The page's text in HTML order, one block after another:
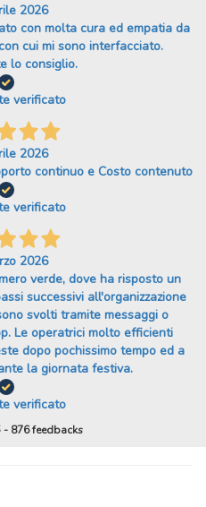
2026
con molta cura ed empatia da
cui mi sono interfacciato.
lo consiglio.
verificato
2026
continuo e Costo contenuto
verificato
2026
verde, dove ha risposto un
successivi all'organizzazione
svolti tramite messaggi o
Le operatrici molto efficienti
dopo pochissimo tempo ed a
la giornata festiva.
verificato
- 876feedbacks